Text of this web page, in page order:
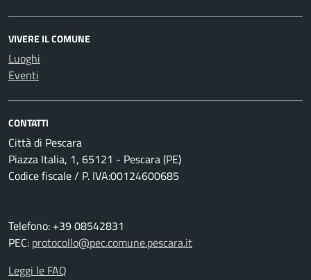
VIVERE IL COMUNE
Luoghi
Eventi
CONTATTI
Città di Pescara
Piazza Italia, 1, 65121 - Pescara (PE)
Codice fiscale / P. IVA:00124600685
Telefono: +39 08542831
PEC: protocollo@pec.comune.pescara.it
Leggi le FAQ